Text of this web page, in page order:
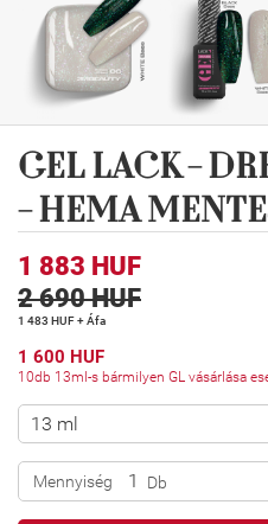
GEL LACK -
- HEMA
1 883 HUF
2 690 HUF
1 483 HUF + Áfa
1 600 HUF
10db 13ml-s bármilyen GL vásárlása
Mennyiség Db